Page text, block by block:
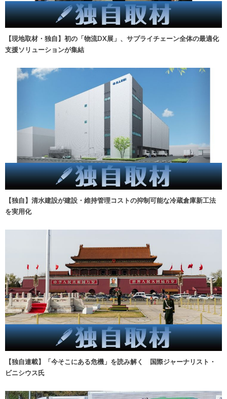
【現地取材・独自】初の「物流DX展」、サプライチェーン全体の最適化
支援ソリューションが集結
【独自】清水建設が建設・維持管理コストの抑制可能な冷蔵倉庫新工法
を実用化
【独自連載】「今そこにある危機」を読み解く 国際ジャーナリスト・
ビニシウス氏